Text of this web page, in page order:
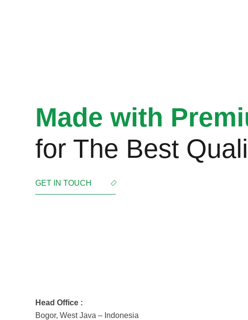
Made with
for The Best
GET IN TOUCH
Head Office :
Bogor, West Java – Indonesia